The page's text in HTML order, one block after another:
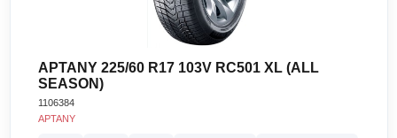
APTANY 225/60 R17 103V RC501 XL (ALL
SEASON)
1106384
APTANY